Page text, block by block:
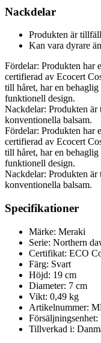
Nackdelar
Produkten är
Kan vara dyrare
Fördelar: Produkten har
certifierad av Ecocert
till håret, har en
funktionell design.
Nackdelar: Produkten
konventionella balsam.
Fördelar: Produkten har
certifierad av Ecocert
till håret, har en
funktionell design.
Nackdelar: Produkten
konventionella balsam.
Specifikationer
Märke: Meraki
Serie: Northern
Certifikat: ECO
Färg: Svart
Höjd: 19 cm
Diameter: 7 cm
Vikt: 0,49 kg
Artikelnummer:
Försäljningsenhet:
Tillverkad i: